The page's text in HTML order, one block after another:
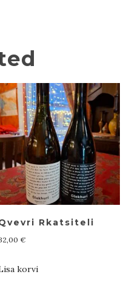
Rkatsiteli
€
korvi